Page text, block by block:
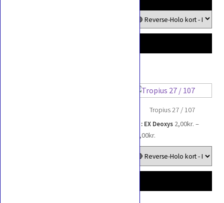
2,00kr.
til
197,00kr.
Tropius 27 / 107
EX : EX Deoxys 2,00kr. –
45,00kr.
2,00kr.
til
45,00kr.